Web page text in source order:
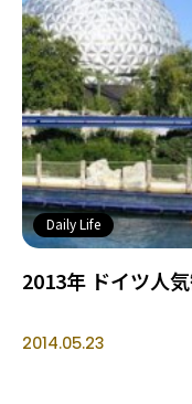
Daily Life
2013年 ドイツ人
2014.05.23